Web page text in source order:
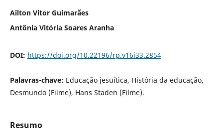
Ailton Vitor Guimarães
Antônia Vitória Soares Aranha
DOI: https://doi.org/10.22196/rp.v16i33.2854
Palavras-chave: Educação jesuítica, História da educação,
Desmundo (Filme), Hans Staden (Filme).
Resumo